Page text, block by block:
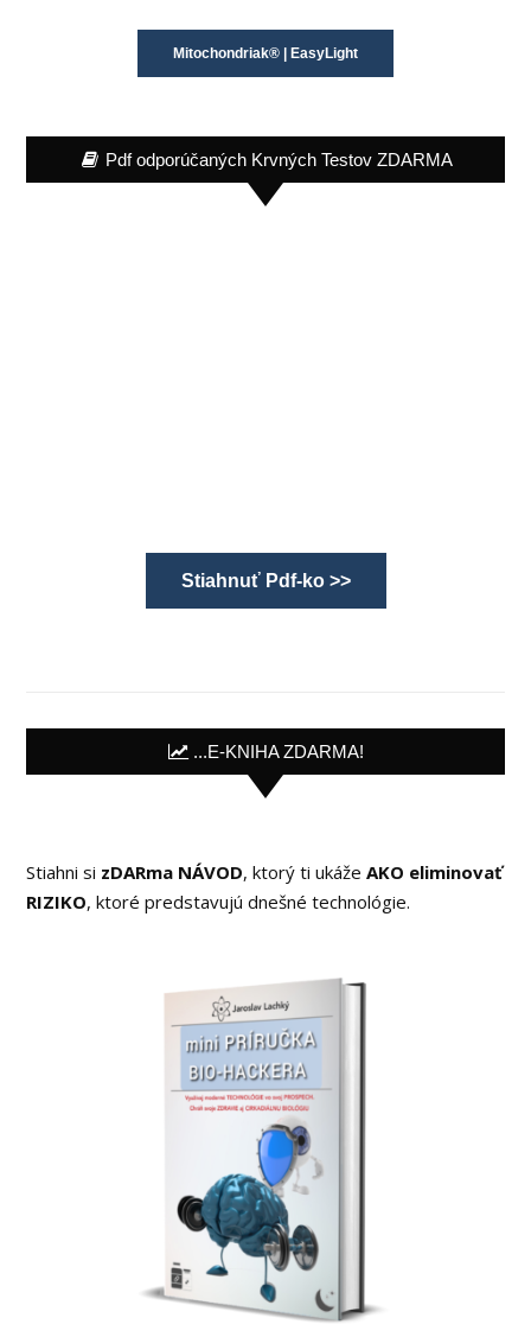
Mitochondriak® | EasyLight
Pdf odporúčaných Krvných Testov ZDARMA
Stiahnuť Pdf-ko >>
...E-KNIHA ZDARMA!
Stiahni si zDARma NÁVOD, ktorý ti ukážeAKO eliminovať
RIZIKO, ktoré predstavujú dnešné technológie.